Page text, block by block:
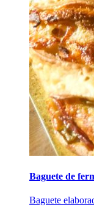
Baguete de
Baguete